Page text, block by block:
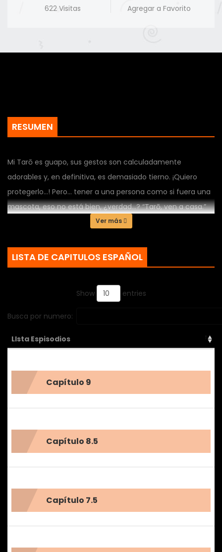
622 Visitas Agregar a Favorito
RESUMEN
Mi Tarō es guapo, sus gestos son calculadamente
adorables y, en definitiva, es demasiado tierno. ¡Quiero
protegerlo…! Pero… tener a una persona como si fuera una
mascota, eso no está bien, ¿verdad…? “Tarō, ven a casa.”
Una torpe oficinista atrapada por lo que es “correcto” y un
Ver más
LISTA DE CAPITULOS ESPAÑOL
Show entries
Busca por numero:
LIsta Espisodios
Capítulo 9
Capítulo 8.5
Capítulo 7.5